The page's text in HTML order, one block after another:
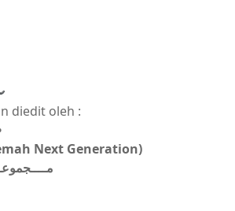
diedit oleh :
Next Generation)